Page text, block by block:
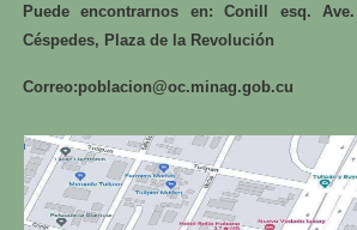
Puede encontrarnos en: Conill esq.
Céspedes, Plaza de la Revolución
Correo:poblacion@oc.minag.gob.cu